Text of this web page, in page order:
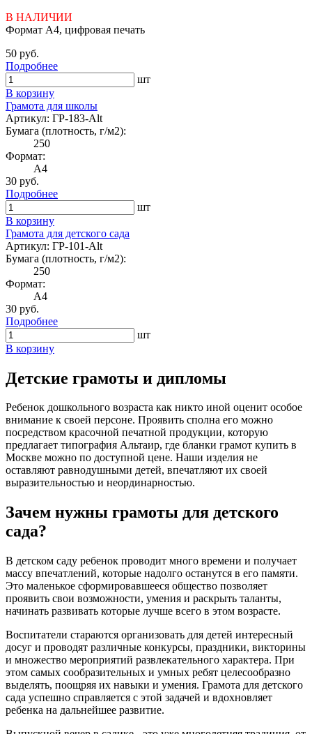
В НАЛИЧИИ
Формат А4, цифровая печать
50 руб.
Подробнее
шт
В корзину
Грамота для школы
Артикул: ГР-183-Alt
Бумага (плотность, г/м2):
250
Формат:
A4
30 руб.
Подробнее
шт
В корзину
Грамота для детского сада
Артикул: ГР-101-Alt
Бумага (плотность, г/м2):
250
Формат:
A4
30 руб.
Подробнее
шт
В корзину
Детские грамоты и дипломы
Ребенок дошкольного возраста как никто иной оценит особое
внимание к своей персоне. Проявить сполна его можно
посредством красочной печатной продукции, которую
предлагает типография Альтаир, где бланки грамот купить в
Москве можно по доступной цене. Наши изделия не
оставляют равнодушными детей, впечатляют их своей
выразительностью и неординарностью.
Зачем нужны грамоты для детского
сада?
В детском саду ребенок проводит много времени и получает
массу впечатлений, которые надолго останутся в его памяти.
Это маленькое сформировавшееся общество позволяет
проявить свои возможности, умения и раскрыть таланты,
начинать развивать которые лучше всего в этом возрасте.
Воспитатели стараются организовать для детей интересный
досуг и проводят различные конкурсы, праздники, викторины
и множество мероприятий развлекательного характера. При
этом самых сообразительных и умных ребят целесообразно
выделять, поощряя их навыки и умения. Грамота для детского
сада успешно справляется с этой задачей и вдохновляет
ребенка на дальнейшее развитие.